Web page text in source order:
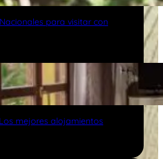
para visitar con
mejores alojamientos